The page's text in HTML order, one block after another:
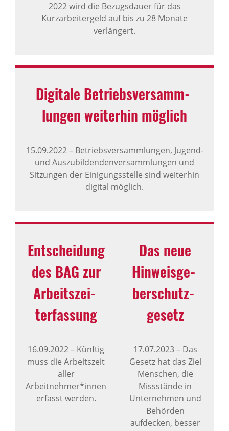
2022 wird die Bezugsdauer für das
Kurzarbeitergeld auf bis zu 28 Monate
verlängert.
Digi­tale Betriebs­ver­samm­
lungen weiterhin möglich
15.09.2022–Betriebsversammlungen, Jugend-
und Auszubildendenversammlungen und
Sitzungen der Einigungsstelle sind weiterhin
digital möglich.
Entschei­dung
des BAG zur
Arbeits­zei­
ter­fas­sung
16.09.2022– Künftig
muss die Arbeitszeit
aller
Arbeitnehmer*innen
erfasst werden.
Das neue
Hinweis­ge­
ber­schutz­
ge­setz
17.07.2023–Das
Gesetz hat das Ziel
Menschen, die
Missstände in
Unternehmen und
Behörden
aufdecken, besser